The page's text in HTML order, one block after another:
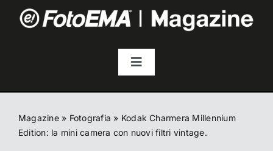
Toggle
Fotografia
Video & Streaming
Magazine» Fotografia » Kodak Charmera Millennium
Edition: la mini camera con nuovi filtri vintage.